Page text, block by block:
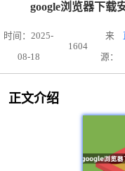
google浏览器下载
时间：2025-
08-18
1604
来
源：
正文介绍